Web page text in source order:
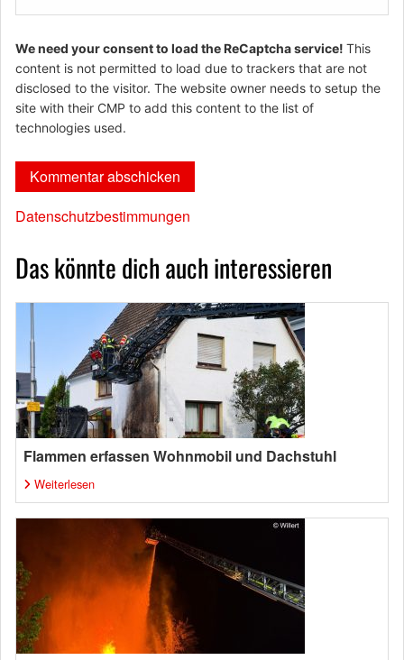
We need your consent to load the ReCaptcha service! This
content is not permitted to load due to trackers that are not
disclosed to the visitor. The website owner needs to setup the
site with their CMP to add this content to the list of
technologies used.
Datenschutzbestimmungen
Das könnte dich auch interessieren
Flammen erfassen Wohnmobil und Dachstuhl
Weiterlesen